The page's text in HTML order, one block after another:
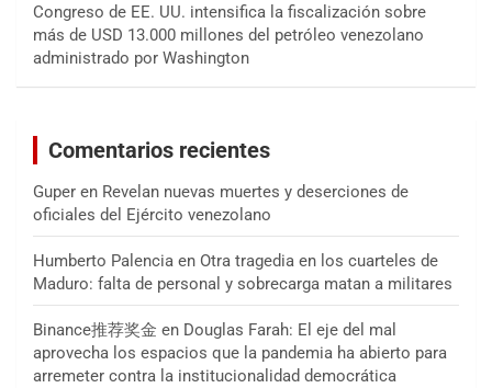
Congreso de EE. UU. intensifica la fiscalización sobre
más de USD 13.000 millones del petróleo venezolano
administrado por Washington
Comentarios recientes
Guper en Revelan nuevas muertes y deserciones de
oficiales del Ejército venezolano
Humberto Palencia en Otra tragedia en los cuarteles de
Maduro: falta de personal y sobrecarga matan a militares
Binance推荐奖金 en Douglas Farah: El eje del mal
aprovecha los espacios que la pandemia ha abierto para
arremeter contra la institucionalidad democrática